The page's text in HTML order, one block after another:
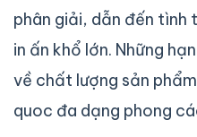
phân giải, dẫn đến
in ấn khổ lớn. Những
về chất lượng sản
quoc đa dạng phong